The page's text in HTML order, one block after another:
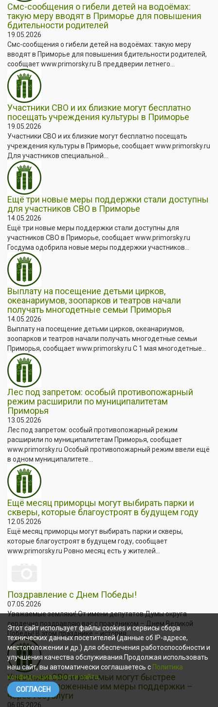
Смс-сообщения о гибели детей на водоёмах:
такую меру вводят в Приморье для повышения
бдительности родителей
19.05.2026
Смс-сообщения о гибели детей на водоёмах: такую меру
вводят в Приморье для повышения бдительности родителей,
сообщает www.primorsky.ru В преддверии летнего...
Участники СВО и их близкие могут бесплатно
посещать учреждения культуры в Приморье
19.05.2026
Участники СВО и их близкие могут бесплатно посещать
учреждения культуры в Приморье, сообщает www.primorsky.ru
Для участников специальной...
Ещё три новые меры поддержки стали доступны
для участников СВО в Приморье
14.05.2026
Ещё три новые меры поддержки стали доступны для
участников СВО в Приморье, сообщает www.primorsky.ru
Госдума одобрила новые меры поддержки участников...
Выплату на посещение детьми цирков,
океанариумов, зоопарков и театров начали
получать многодетные семьи Приморья
14.05.2026
Выплату на посещение детьми цирков, океанариумов,
зоопарков и театров начали получать многодетные семьи
Приморья, сообщает www.primorsky.ru С 1 мая многодетные...
Лес под запретом: особый противопожарный
режим расширили по муниципалитетам
Приморья
13.05.2026
Лес под запретом: особый противопожарный режим
расширили по муниципалитетам Приморья, сообщает
www.primorsky.ru Особый противопожарный режим ввели ещё
в одном муниципалитете...
Ещё месяц приморцы могут выбирать парки и
скверы, которые благоустроят в будущем году
12.05.2026
Ещё месяц приморцы могут выбирать парки и скверы,
которые благоустроят в будущем году, сообщает
www.primorsky.ru Ровно месяц есть у жителей...
Поздравление с Днем Победы!
07.05.2026
Уважаемые земляки! От имени депутатов Думы округа
сердечно поздравляю вас с праздником – Днем Великой
Победы! В этом празднике – история...
Участники СВО и их семьи могут быстрее
получать положенные им меры поддержки –
через Госуслуги
06.05.2026
Этот сайт использует файлы cookies и сервисы сбора
технических данных посетителей (данные об IP-адресе,
местоположении и др.) для обеспечения работоспособности и
улучшения качества обслуживания.Продолжая использовать
наш сайт, вы автоматически соглашаетесь с Политика
конфиденциальности сайта.
СОГЛАСЕН